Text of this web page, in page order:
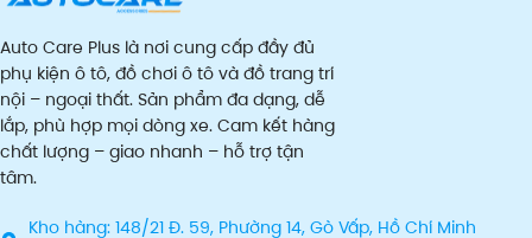
Auto Care Plus là nơi cung cấp đầy đủ
phụ kiện ô tô, đồ chơi ô tô và đồ trang trí
nội – ngoại thất. Sản phẩm đa dạng, dễ
lắp, phù hợp mọi dòng xe. Cam kết hàng
chất lượng – giao nhanh – hỗ trợ tận
tâm.
Kho hàng: 148/21 Đ. 59, Phường 14, Gò Vấp, Hồ Chí Minh